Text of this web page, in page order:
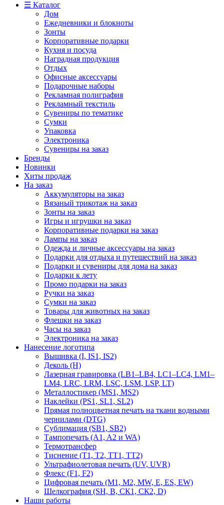
☰ Каталог
Дом
Ежедневники и блокноты
Зонты
Корпоративные подарки
Кухня и посуда
Наградная продукция
Отдых
Офисные аксессуары
Подарочные наборы
Рекламная полиграфия
Рекламный текстиль
Сувениры по тематике
Сумки
Упаковка
Электроника
Сувениры на заказ
Бренды
Новинки
Хиты продаж
На заказ
Аккумуляторы на заказ
Вязаный трикотаж на заказ
Зонты на заказ
Игры и игрушки на заказ
Корпоративные подарки на заказ
Лампы на заказ
Одежда и личные аксессуары на заказ
Подарки для отдыха и путешествий на заказ
Подарки и сувениры для дома на заказ
Подарки к лету
Промо подарки на заказ
Ручки на заказ
Сумки на заказ
Товары для животных на заказ
Флешки на заказ
Часы на заказ
Электроника на заказ
Нанесение логотипа
Вышивка (I, IS1, IS2)
Деколь (H)
Лазерная гравировка (LB1–LB4, LC1–LC4, LM1–
LM4, LRC, LRM, LSC, LSM, LSP, LT)
Металлостикер (MS1, MS2)
Наклейки (PS1, SL1, SL2)
Прямая полноцветная печать на ткани водными
чернилами (DTG)
Сублимация (SB1, SB2)
Тампопечать (A1, A2 и WA)
Термотрансфер
Тиснение (Т1, Т2, ТT1, ТT2)
Ультрафиолетовая печать (UV, UVR)
Флекс (F1, F2)
Цифровая печать (M1, M2, MW, E, ES, EW)
Шелкография (SH, В, СК1, СК2, D)
Наши работы